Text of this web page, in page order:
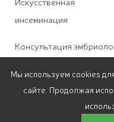
инсеминация
Консультация
Диагностика бесплодия
Лечение бесплодия в
Мы используем cookies
сайте. Продолжая